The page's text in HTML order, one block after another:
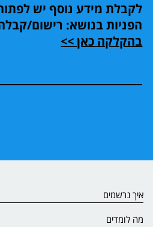
לקבלת מידע נוסף יש
הפניות בנושא: רישום/
בהקלקה כאן >>
איך נרשמים
מה לומדים